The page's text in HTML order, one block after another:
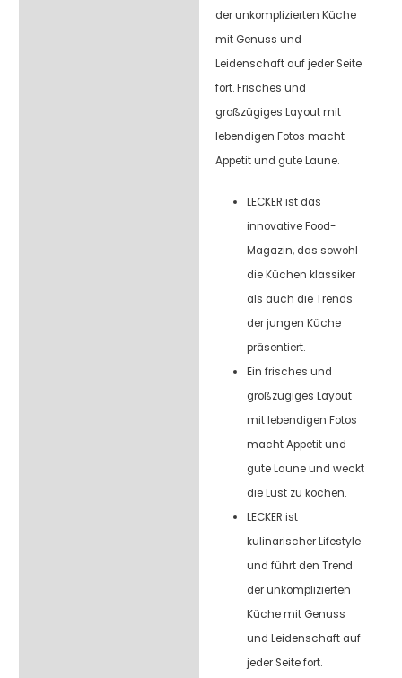
der unkomplizierten Küche
mit Genuss und
Leidenschaft auf jeder Seite
fort. Frisches und
großzügiges Layout mit
lebendigen Fotos macht
Appetit und gute Laune.
LECKER ist das
innovative Food-
Magazin, das sowohl
die Küchen klassiker
als auch die Trends
der jungen Küche
präsentiert.
Ein frisches und
großzügiges Layout
mit lebendigen Fotos
macht Appetit und
gute Laune und weckt
die Lust zu kochen.
LECKER ist
kulinarischer Lifestyle
und führt den Trend
der unkomplizierten
Küche mit Genuss
und Leidenschaft auf
jeder Seite fort.